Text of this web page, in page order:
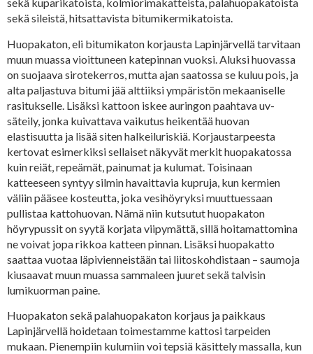
sekä kuparikatoista, kolmiorimakatteista, palahuopakatoista
sekä sileistä, hitsattavista bitumikermikatoista.
Huopakaton, eli bitumikaton korjausta Lapinjärvellä tarvitaan
muun muassa vioittuneen katepinnan vuoksi. Aluksi huovassa
on suojaava sirotekerros, mutta ajan saatossa se kuluu pois, ja
alta paljastuva bitumi jää alttiiksi ympäristön mekaaniselle
rasitukselle. Lisäksi kattoon iskee auringon paahtava uv-
säteily, jonka kuivattava vaikutus heikentää huovan
elastisuutta ja lisää siten halkeiluriskiä. Korjaustarpeesta
kertovat esimerkiksi sellaiset näkyvät merkit huopakatossa
kuin reiät, repeämät, painumat ja kulumat. Toisinaan
katteeseen syntyy silmin havaittavia kupruja, kun kermien
väliin pääsee kosteutta, joka vesihöyryksi muuttuessaan
pullistaa kattohuovan. Nämä niin kutsutut huopakaton
höyrypussit on syytä korjata viipymättä, sillä hoitamattomina
ne voivat jopa rikkoa katteen pinnan. Lisäksi huopakatto
saattaa vuotaa läpivienneistään tai liitoskohdistaan – saumoja
kiusaavat muun muassa sammaleen juuret sekä talvisin
lumikuorman paine.
Huopakaton sekä palahuopakaton korjaus ja paikkaus
Lapinjärvellä hoidetaan toimestamme kattosi tarpeiden
mukaan. Pienempiin kulumiin voi tepsiä käsittely massalla, kun